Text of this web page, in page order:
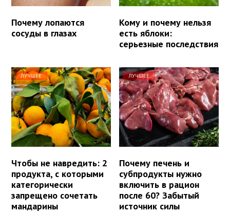
Почему лопаются
сосуды в глазах
Кому и почему нельзя
есть яблоки:
серьезные последствия
ЛУЧШЕЕ
Чтобы не навредить: 2
продукта, с которыми
категорически
запрещено сочетать
мандарины
ЛУЧШЕЕ
Почему печень и
субпродукты нужно
включить в рацион
после 60? Забытый
источник силы